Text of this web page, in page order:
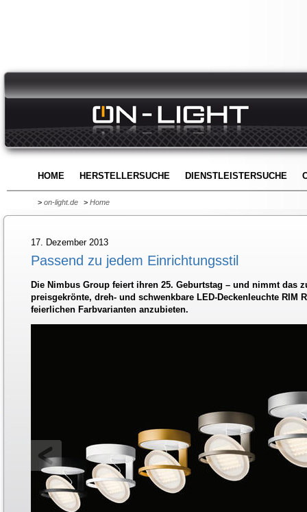
HOME HERSTELLERSUCHE DIENSTLEISTERSUCHE
> on-light.de > Home
17. Dezember 2013
Passend zu jedem Einrichtungsstil
Die Nimbus Group feiert ihren 25. Geburtstag – und nimmt das
preisgekrönte, dreh- und schwenkbare LED-Deckenleuchte RIM
feierlichen Farbvarianten anzubieten.